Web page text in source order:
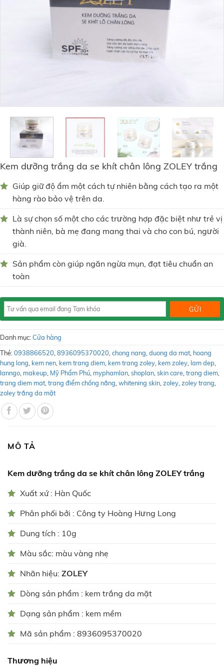
Kem dưỡng trắng da se khít chân lông ZOLEY trắng
Giúp giữ độ ẩm một cách tự nhiên bằng cách tạo ra một
hàng rào bảo vệ trên da.
Là sự chọn số một cho các trường hợp đặc biệt như trẻ vị
thành niên, bà mẹ đang mang thai và cho con bú, người
già.
Sản phẩm còn giúp ngăn ngừa mụn, đạt tiêu chuẩn an
toàn
Danh mục:Cửa hàng
Thẻ:0938866520 8936095370020 chong nang duong da mat, hoang
hung long kem nen kem trang diem kem trang zoley kem zoley lam dep
lanngo makeup Mỹ Phẩm Phú myphamlan shoplan skin care trang diem
trang diem mat, trang điểm chống nắng whitening skin zoley zoley trang
zoley trắng da mặt
MÔ TẢ
Kem dưỡng trắng da se khít chân lông ZOLEY trắng
Xuất xứ : Hàn Quốc
Phân phối bởi : Công ty Hoàng Hưng Long
Dung tích : 10g
Màu sắc: màu vàng nhẹ
Nhãn hiệu: ZOLEY
Dòng sản phẩm : kem trắng da mặt
Dạng sản phẩm : kem mềm
Mã sản phẩm : 8936095370020
Thương hiệu